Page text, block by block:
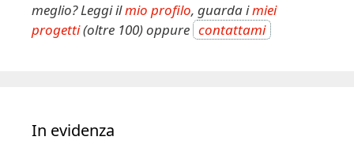
meglio? Leggi ilmio profilo, guarda imiei
progetti(oltre 100) oppure contattami
In evidenza